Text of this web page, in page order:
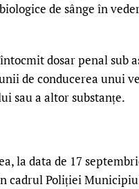
de sânge în
dosar penal sub
de conducerea unui
sau a altor substanțe.
data de 17
cadrul Poliției